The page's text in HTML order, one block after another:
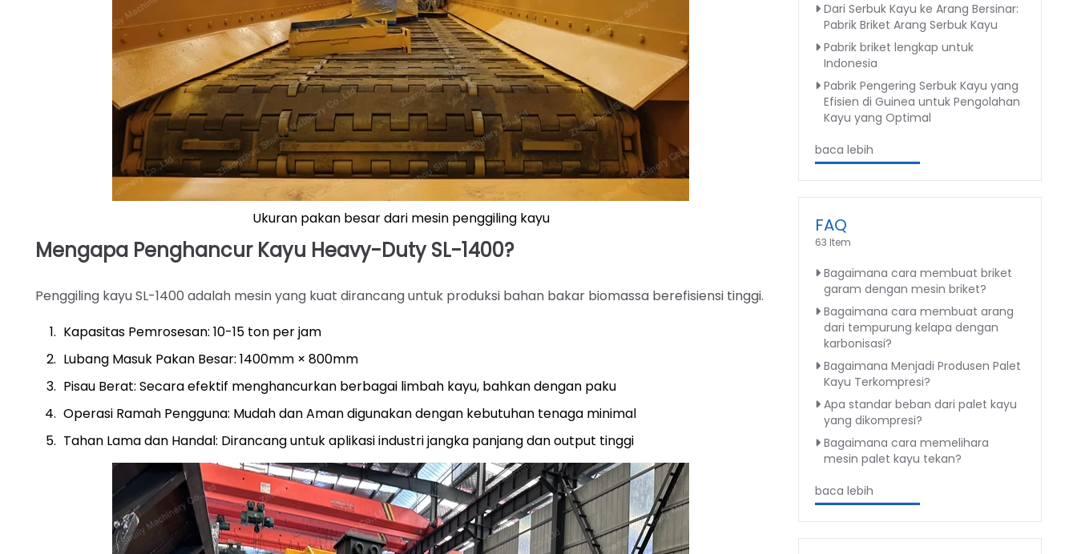
Ukuran pakan besar dari mesin penggiling kayu
Mengapa Penghancur Kayu Heavy-Duty SL-1400?
Penggiling kayu SL-1400 adalah mesin yang kuat dirancang untuk produksi bahan bakar biomassa berefisiensi tinggi.
Kapasitas Pemrosesan: 10-15 ton per jam
Lubang Masuk Pakan Besar: 1400mm × 800mm
Pisau Berat: Secara efektif menghancurkan berbagai limbah kayu, bahkan dengan paku
Operasi Ramah Pengguna: Mudah dan Aman digunakan dengan kebutuhan tenaga minimal
Tahan Lama dan Handal: Dirancang untuk aplikasi industri jangka panjang dan output tinggi
Dari Serbuk Kayu ke Arang Bersinar:
Pabrik Briket Arang Serbuk Kayu
Pabrik briket lengkap untuk
Indonesia
Pabrik Pengering Serbuk Kayu yang
Efisien di Guinea untuk Pengolahan
Kayu yang Optimal
baca lebih
FAQ
63 Item
Bagaimana cara membuat briket
garam dengan mesin briket?
Bagaimana cara membuat arang
dari tempurung kelapa dengan
karbonisasi?
Bagaimana Menjadi Produsen Palet
Kayu Terkompresi?
Apa standar beban dari palet kayu
yang dikompresi?
Bagaimana cara memelihara
mesin palet kayu tekan?
baca lebih